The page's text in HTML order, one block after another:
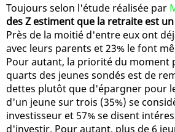
Toujours selon l'étude réalisée par
des Z estiment que la retraite est
Près de la moitié d'entre eux ont
avec leurs parents et 23% le font
Pour autant, la priorité du moment
quarts des jeunes sondés est de
dettes plutôt que d'épargner pour
d'un jeune sur trois (35%) se
investisseur et 57% se disent
d'investir. Pour autant, plus de 6